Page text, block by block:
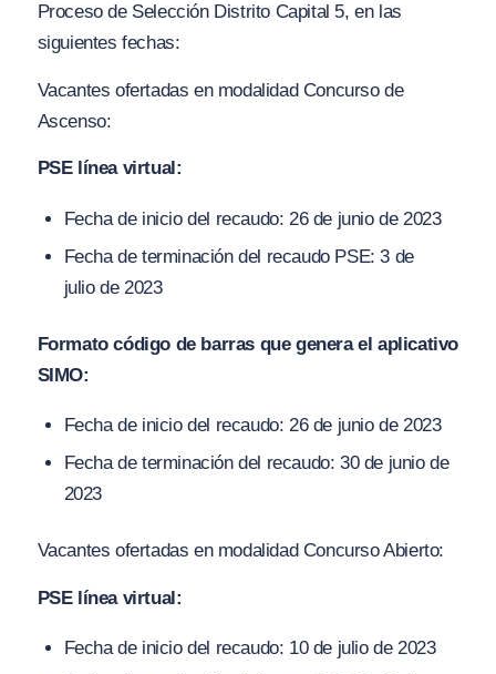
Proceso de Selección Distrito Capital 5, en las
siguientes fechas:
Vacantes ofertadas en modalidad Concurso de
Ascenso:
PSE línea virtual:
Fecha de inicio del recaudo: 26 de junio de 2023
Fecha de terminación del recaudo PSE: 3 de
julio de 2023
Formato código de barras que genera el aplicativo
SIMO:
Fecha de inicio del recaudo: 26 de junio de 2023
Fecha de terminación del recaudo: 30 de junio de
2023
Vacantes ofertadas en modalidad Concurso Abierto:
PSE línea virtual:
Fecha de inicio del recaudo: 10 de julio de 2023